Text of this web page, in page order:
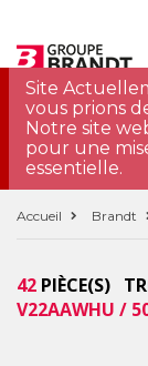
Site
vous prions
Notre site
pour une
essentielle.
Accueil Brandt
42 PIÈCE(S)
V22AAWHU /